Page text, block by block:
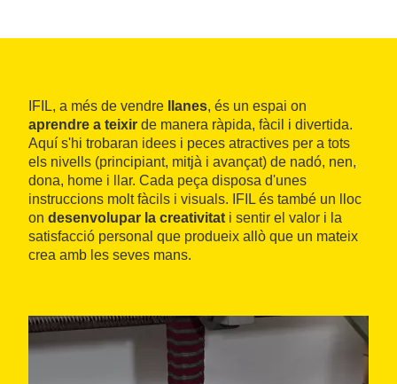
IFIL, a més de vendre llanes, és un espai on
aprendre a teixir de manera ràpida, fàcil i divertida.
Aquí s'hi trobaran idees i peces atractives per a tots
els nivells (principiant, mitjà i avançat) de nadó, nen,
dona, home i llar. Cada peça disposa d'unes
instruccions molt fàcils i visuals. IFIL és també un lloc
on desenvolupar la creativitat i sentir el valor i la
satisfacció personal que produeix allò que un mateix
crea amb les seves mans.